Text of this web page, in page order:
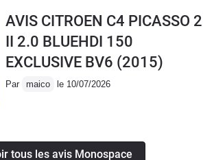
AVIS CITROEN C4 PICASSO 2
II 2.0 BLUEHDI 150
EXCLUSIVE BV6 (2015)
Par maico le 10/07/2026
tous les avis Monospace